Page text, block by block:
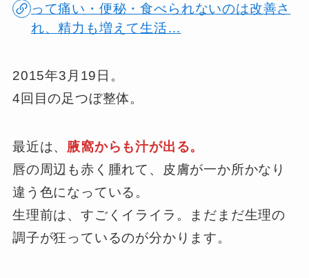
って痛い・便秘・食べられないのは改善さ
れ、精力も増えて生活…
2015年3月19日。
4回目の足つぼ整体。
最近は、 腋窩からも汁が出る。
唇の周辺も赤く腫れて、皮膚が一か所かなり
違う色になっている。
生理前は、すごくイライラ。まだまだ生理の
調子が狂っているのが分かります。